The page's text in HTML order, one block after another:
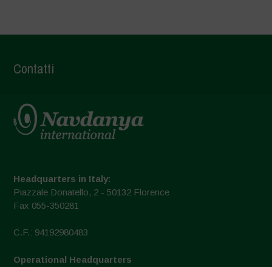
Contatti
Headquarters in Italy:
Piazzale Donatello, 2 - 50132 Florence
Fax 055-350281
C.F.: 94192980483
Operational Headquarters